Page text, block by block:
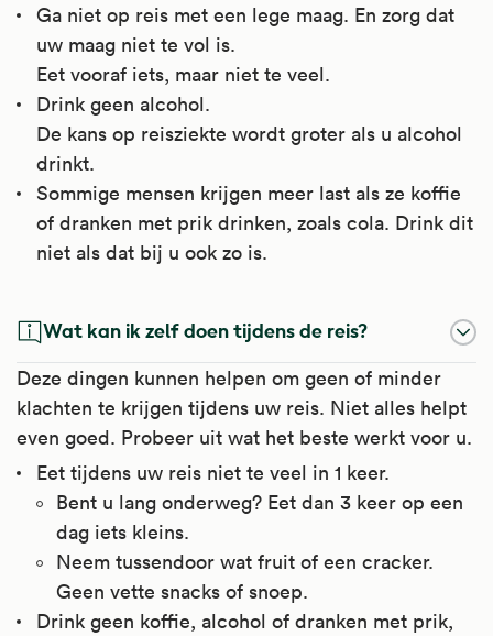
Ga niet op reis met een lege maag. En zorg dat
uw maag niet te vol is.
Eet vooraf iets, maar niet te veel.
Drink geen alcohol.
De kans op reisziekte wordt groter als u alcohol
drinkt.
Sommige mensen krijgen meer last als ze koffie
of dranken met prik drinken, zoals cola. Drink dit
niet als dat bij u ook zo is.
Wat kan ik zelf doen tijdens de reis?
Deze dingen kunnen helpen om geen of minder
klachten te krijgen tijdens uw reis. Niet alles helpt
even goed. Probeer uit wat het beste werkt voor u.
Eet tijdens uw reis niet te veel in 1 keer.
Bent u lang onderweg? Eet dan 3 keer op een
dag iets kleins.
Neem tussendoor wat fruit of een cracker.
Geen vette snacks of snoep.
Drink geen koffie, alcohol of dranken met prik,